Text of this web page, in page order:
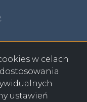
w celach
ustawień